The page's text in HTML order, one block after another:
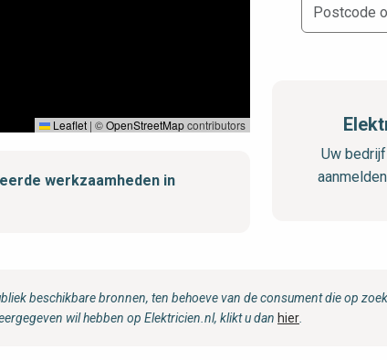
Leaflet | ©OpenStreetMapcontributors
werkzaamheden in
Uw
beschikbare bronnen, ten behoeve van de consument die op
wil hebben op Elektricien.nl, klikt u dan hier